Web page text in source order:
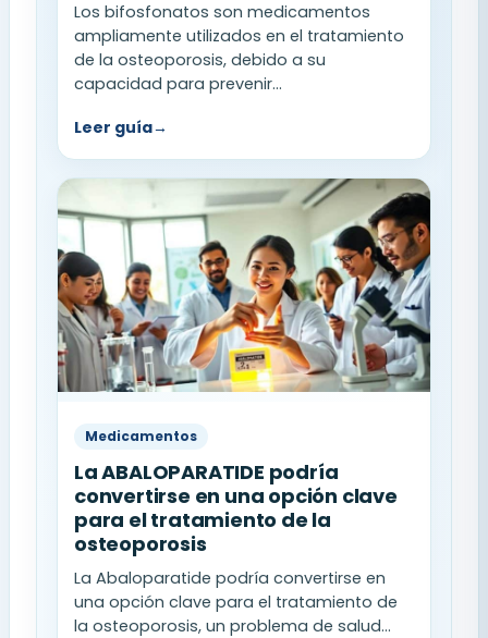
Los bifosfonatos son medicamentos
ampliamente utilizados en el tratamiento
de la osteoporosis, debido a su
capacidad para prevenir...
Leer guía→
Medicamentos
La ABALOPARATIDE podría
convertirse en una opción clave
para el tratamiento de la
osteoporosis
La Abaloparatide podría convertirse en
una opción clave para el tratamiento de
la osteoporosis, un problema de salud...